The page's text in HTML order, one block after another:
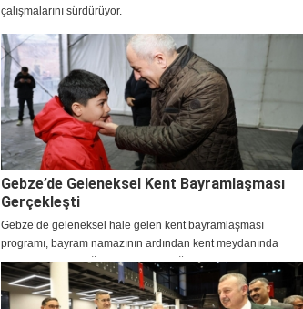
çalışmalarını sürdürüyor.
Gebze’de Geleneksel Kent Bayramlaşması
Gerçekleşti
Gebze’de geleneksel hale gelen kent bayramlaşması
programı, bayram namazının ardından kent meydanında
gerçekleştirildi. Yoğun katılımın olduğu programda Gebzeliler
bayram sevincini birlikte yaşadı.